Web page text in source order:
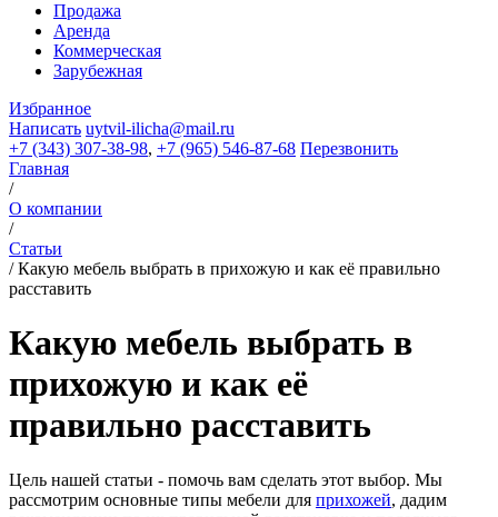
Продажа
Аренда
Коммерческая
Зарубежная
Избранное
Написать uytvil-ilicha@mail.ru
+7 (343) 307-38-98, +7 (965) 546-87-68 Перезвонить
Главная
/
О компании
/
Статьи
/Какую мебель выбрать в прихожую и как её правильно
расставить
Какую мебель выбрать в
прихожую и как её
правильно расставить
Цель нашей статьи - помочь вам сделать этот выбор. Мы
рассмотрим основные типы мебели для прихожей, дадим